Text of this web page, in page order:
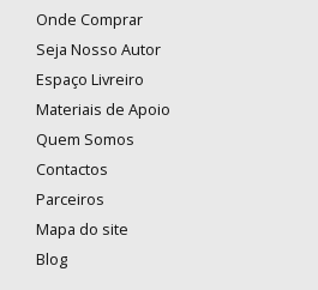
Onde Comprar
Seja Nosso Autor
Espaço Livreiro
Materiais de Apoio
Quem Somos
Contactos
Parceiros
Mapa do site
Blog